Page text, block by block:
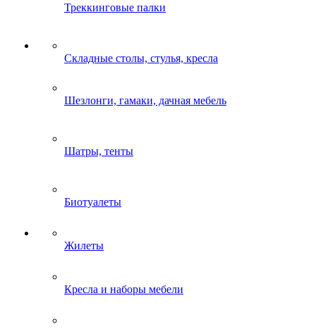
Треккинговые палки
Складные столы, стулья, кресла
Шезлонги, гамаки, дачная мебель
Шатры, тенты
Биотуалеты
Жилеты
Кресла и наборы мебели